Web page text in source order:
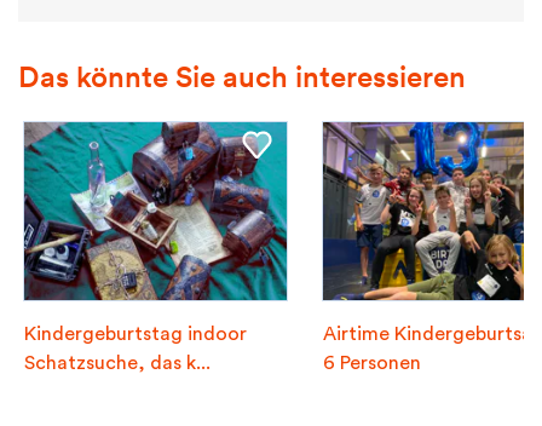
Das könnte Sie auch interessieren
Kindergeburtstag indoor
Schatzsuche, das k...
Airtime
6 Personen